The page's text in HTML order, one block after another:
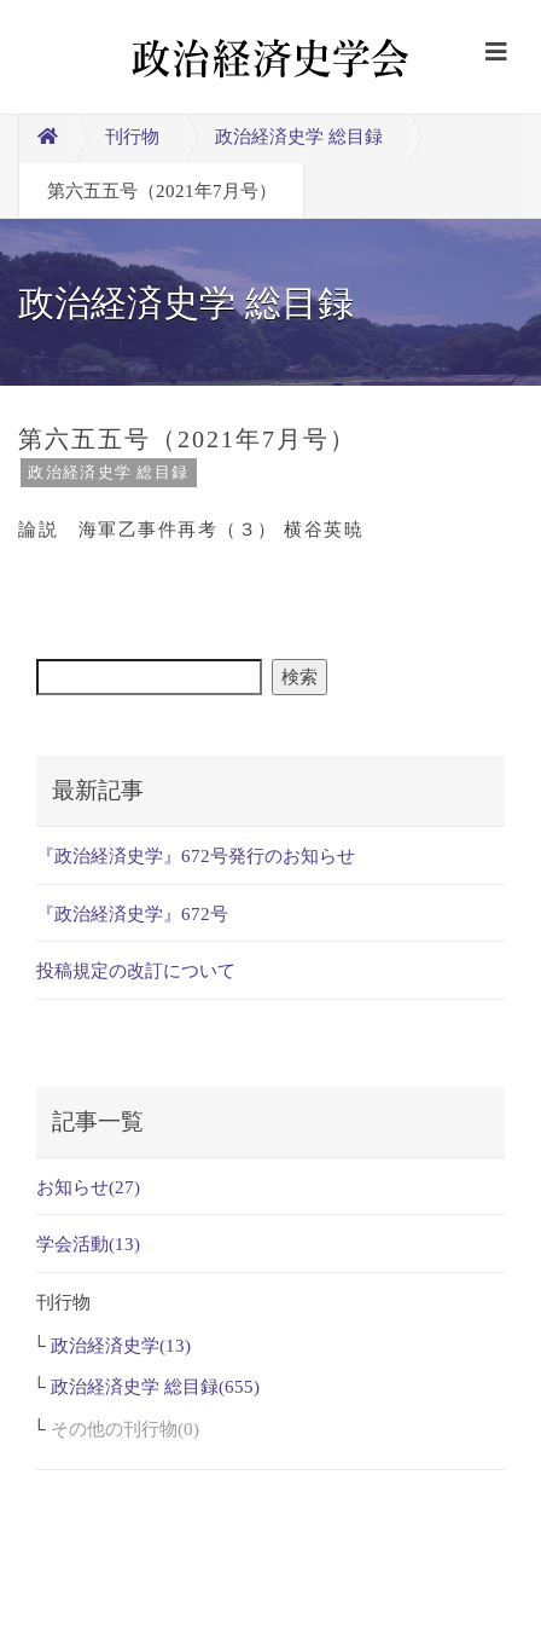
刊行物 政治経済史学 総目録
第六五五号（2021年7月号）
政治経済史学 総目録
第六五五号（2021年7月号）
政治経済史学 総目録
論説 海軍乙事件再考（３） 横谷英暁
検索
最新記事
『政治経済史学』672号発行のお知らせ
『政治経済史学』672号
投稿規定の改訂について
記事一覧
お知らせ(27)
学会活動(13)
刊行物
政治経済史学(13)
政治経済史学 総目録(655)
その他の刊行物